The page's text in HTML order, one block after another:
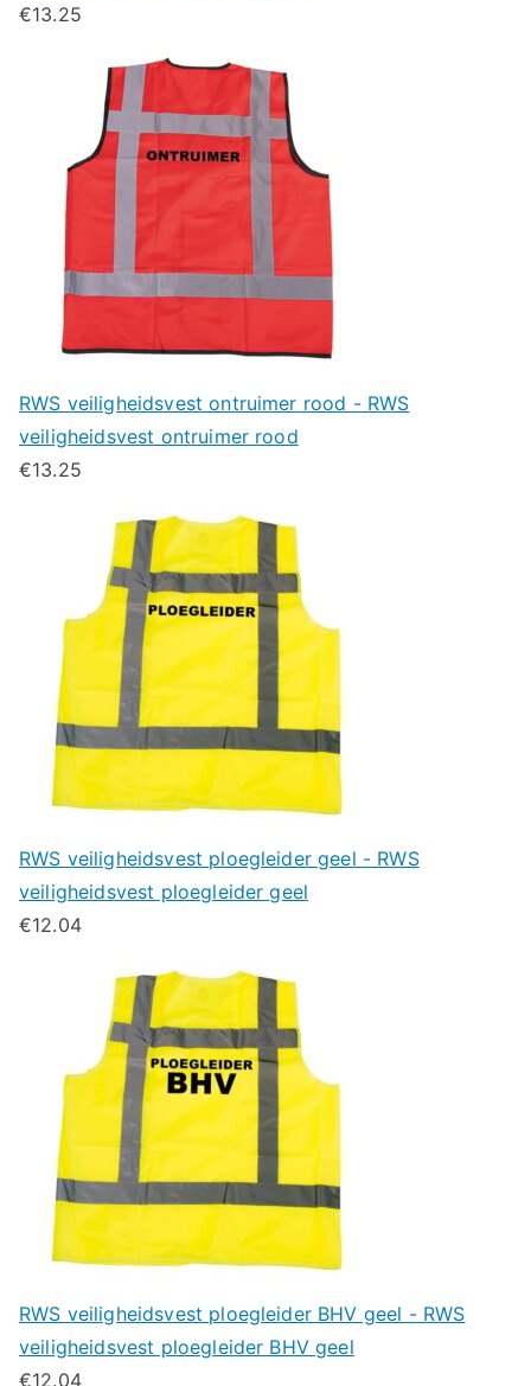
€13.25
RWS veiligheidsvest ontruimer rood - RWS
veiligheidsvest ontruimer rood
€13.25
RWS veiligheidsvest ploegleider geel - RWS
veiligheidsvest ploegleider geel
€12.04
RWS veiligheidsvest ploegleider BHV geel - RWS
veiligheidsvest ploegleider BHV geel
€12.04